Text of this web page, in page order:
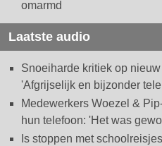
omarmd
Laatste audio
Snoeiharde kritiek op
'Afgrijselijk en bijzonder
Medewerkers Woezel &
hun telefoon: 'Het was
Is stoppen met